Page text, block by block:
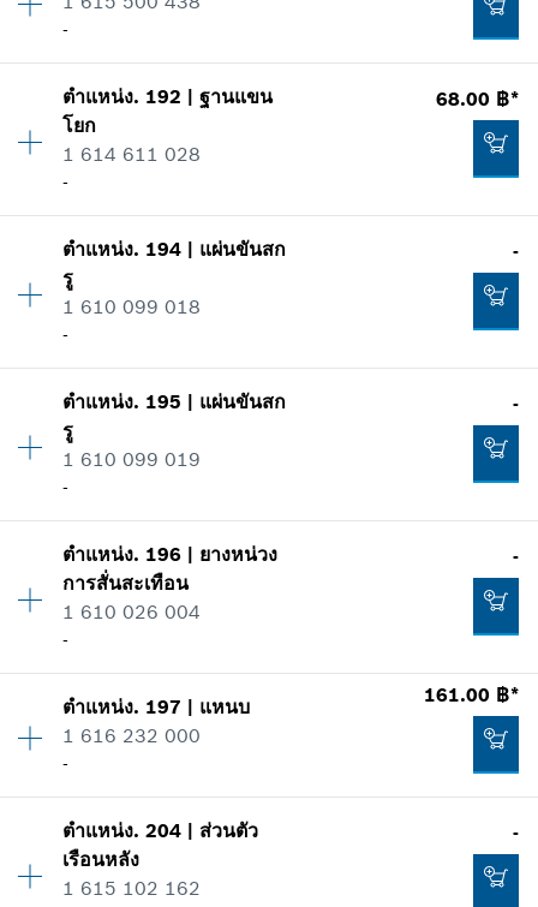
8.00 ฿*
เพิ่มในตะกร้าสินค้า
ราคากลุ่ม: -
รายการการใช้
แสดงในรูป
-
-
ปริมาณ 1
ราคากลุ่ม
ข้อมูลชิ้นส่วนอะไหล่
แสดงในรูป
304.00 ฿*
ราคาทั้งหมดไม่รวมภาษีมูลค่าเพิ่ม
ตำแหน่ง. 192 |ฐานแขน
โยก
1 614 611 028
-
68.00 ฿*
ราคากลุ่ม:18
ข้อมูลชิ้นส่วนอะไหล่
ตำแหน่ง. 194 | แผ่นขันสก
รู
1 610 099 018
-
-
ราคากลุ่ม:-
ข้อมูลชิ้นส่วนอะไหล่
ตำแหน่ง. 195 | แผ่นขันสก
รู
1 610 099 019
-
-
ราคากลุ่ม:-
ข้อมูลชิ้นส่วนอะไหล่
-
ตำแหน่ง. 196 | ยางหน่วง
การสั่นสะเทือน
1 610 026 004
-
-
ราคากลุ่ม:-
แสดงในรูป
ตำแหน่ง. 197 | แหนบ
1 616 232 000
-
161.00 ฿*
ปริมาณ 1
ราคากลุ่ม
ข้อมูลชิ้นส่วนอะไหล่
ตำแหน่ง.204 | ส่วนตัว
เรือนหลัง
1 615 102 162
-